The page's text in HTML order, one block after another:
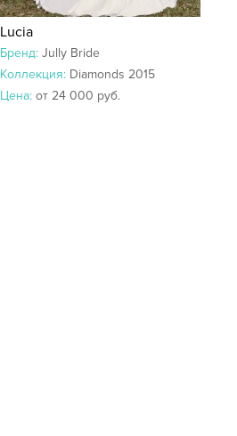
Lucia
Бренд: Jully Bride
Коллекция: Diamonds 2015
Цена: от 24 000 руб.